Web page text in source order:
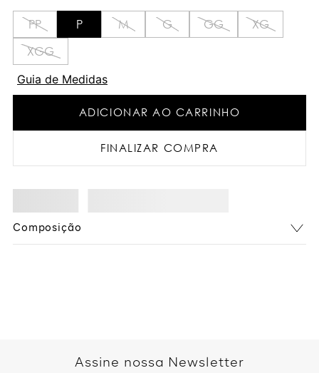
PP P M G GG
XG
XGG
Guia de Medidas
ADICIONAR AO CARRINHO
FINALIZAR COMPRA
Composição